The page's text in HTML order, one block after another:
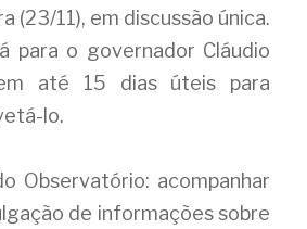
(23/11), em discussão única.
para o governador Cláudio
até 15 dias úteis para
lo.
Observatório: acompanhar
de informações sobre